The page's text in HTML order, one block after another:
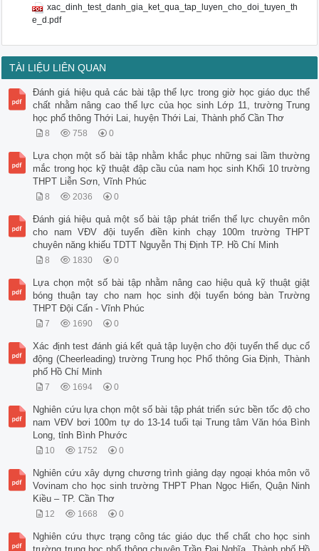
xac_dinh_test_danh_gia_ket_qua_tap_luyen_cho_doi_tuyen_th
e_d.pdf
TÀI LIỆU LIÊN QUAN
Đánh giá hiệu quả các bài tập thể lực trong giờ học giáo dục thể
chất nhằm nâng cao thể lực của học sinh Lớp 11, trường Trung
học phổ thông Thới Lai, huyện Thới Lai, Thành phố Cần Thơ
8 758 0
Lựa chọn một số bài tập nhằm khắc phục những sai lầm thường
mắc trong học kỹ thuật đập cầu của nam học sinh Khối 10 trường
THPT Liễn Sơn, Vĩnh Phúc
8 2036 0
Đánh giá hiệu quả một số bài tập phát triển thể lực chuyên môn
cho nam VĐV đội tuyển điền kinh chạy 100m trường THPT
chuyên năng khiếu TDTT Nguyễn Thị Định TP. Hồ Chí Minh
8 1830 0
Lựa chọn một số bài tập nhằm nâng cao hiệu quả kỹ thuật giật
bóng thuận tay cho nam học sinh đội tuyển bóng bàn Trường
THPT Đội Cấn - Vĩnh Phúc
7 1690 0
Xác định test đánh giá kết quả tập luyện cho đội tuyển thể dục cổ
động (Cheerleading) trường Trung học Phổ thông Gia Định, Thành
phố Hồ Chí Minh
7 1694 0
Nghiên cứu lựa chọn một số bài tập phát triển sức bền tốc độ cho
nam VĐV bơi 100m tự do 13-14 tuổi tại Trung tâm Văn hóa Bình
Long, tỉnh Bình Phước
10 1752 0
Nghiên cứu xây dựng chương trình giảng dạy ngoại khóa môn võ
Vovinam cho học sinh trường THPT Phan Ngọc Hiển, Quận Ninh
Kiều – TP. Cần Thơ
12 1668 0
Nghiên cứu thực trạng công tác giáo dục thể chất cho học sinh